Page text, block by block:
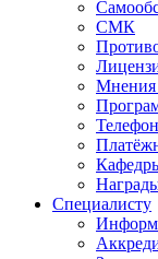
СМК
Мнения
Специалисту